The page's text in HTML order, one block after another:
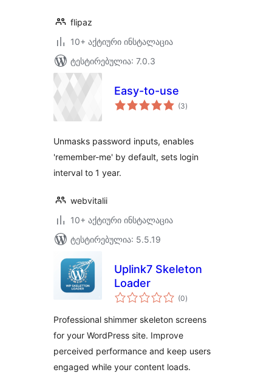
flipaz
10+ აქტიური ინსტალაცია
ტესტირებულია: 7.0.3
Easy-to-use
(3საერთო
რეიტინგი
)
Unmasks password inputs, enables
'remember-me' by default, sets login
interval to 1 year.
webvitalii
10+ აქტიური ინსტალაცია
ტესტირებულია: 5.5.19
Uplink7 Skeleton
Loader
(0საერთო
რეიტინგი
)
Professional shimmer skeleton screens
for your WordPress site. Improve
perceived performance and keep users
engaged while your content loads.